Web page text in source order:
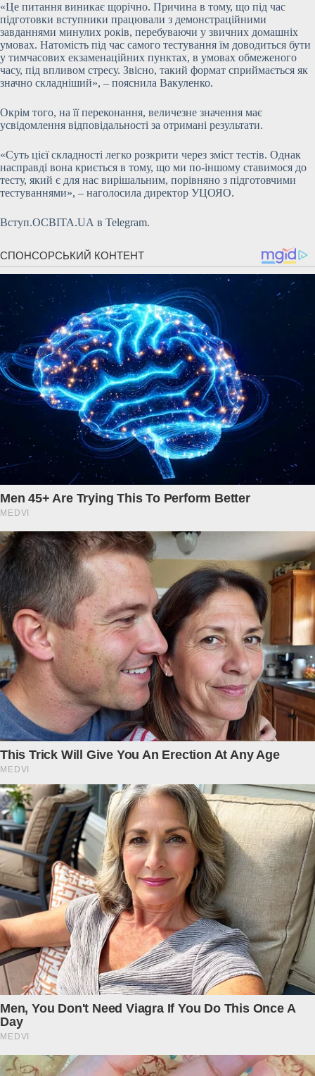
«Це питання виникає щорічно. Причина в тому, що під час
підготовки вступники працювали з демонстраційними
завданнями минулих років, перебуваючи у звичних домашніх
умовах. Натомість під час самого тестування їм доводиться бути
у тимчасових екзаменаційних пунктах, в умовах обмеженого
часу, під впливом стресу. Звісно, такий формат сприймається як
значно складніший», – пояснила Вакуленко.
Окрім того, на її переконання, величезне значення має
усвідомлення відповідальності за отримані результати.
«Суть цієї складності легко розкрити через зміст тестів. Однак
насправді вона криється в тому, що ми по-іншому ставимося до
тесту, який є для нас вирішальним, порівняно з підготовчими
тестуваннями», – наголосила директор УЦОЯО.
Вступ.ОСВІТА.UA в Telegram.